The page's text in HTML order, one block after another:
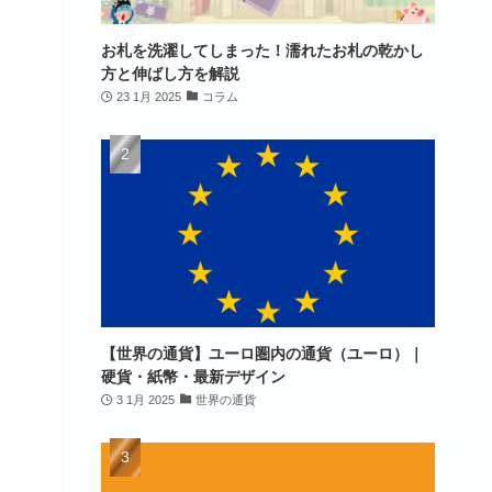
お札を洗濯してしまった！濡れたお札の乾かし
方と伸ばし方を解説
23 1月 2025 コラム
【世界の通貨】ユーロ圏内の通貨（ユーロ）｜
硬貨・紙幣・最新デザイン
3 1月 2025 世界の通貨